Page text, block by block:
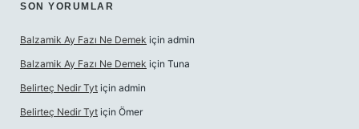
SON YORUMLAR
Balzamik Ay Fazı Ne Demek için admin
Balzamik Ay Fazı Ne Demek için Tuna
Belirteç Nedir Tyt için admin
Belirteç Nedir Tyt için Ömer